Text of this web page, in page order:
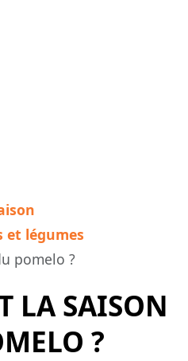
et légumes
pomelo ?
LA SAISON
?